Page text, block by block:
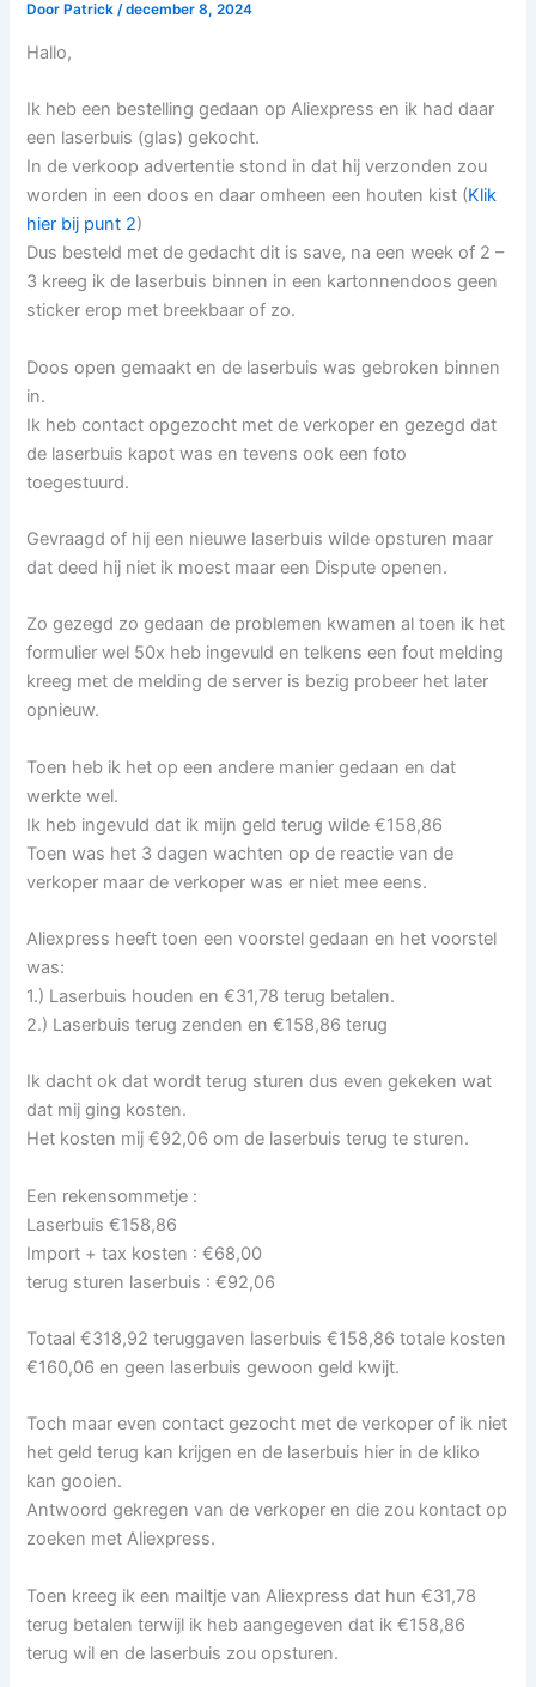
Door Patrick/december 8, 2024
Hallo,
Ik heb een bestelling gedaan op Aliexpress en ik had daar
een laserbuis (glas) gekocht.
In de verkoop advertentie stond in dat hij verzonden zou
worden in een doos en daar omheen een houten kist (Klik
hier bij punt 2)
Dus besteld met de gedacht dit is save, na een week of 2 –
3 kreeg ik de laserbuis binnen in een kartonnendoos geen
sticker erop met breekbaar of zo.
Doos open gemaakt en de laserbuis was gebroken binnen
in.
Ik heb contact opgezocht met de verkoper en gezegd dat
de laserbuis kapot was en tevens ook een foto
toegestuurd.
Gevraagd of hij een nieuwe laserbuis wilde opsturen maar
dat deed hij niet ik moest maar een Dispute openen.
Zo gezegd zo gedaan de problemen kwamen al toen ik het
formulier wel 50x heb ingevuld en telkens een fout melding
kreeg met de melding de server is bezig probeer het later
opnieuw.
Toen heb ik het op een andere manier gedaan en dat
werkte wel.
Ik heb ingevuld dat ik mijn geld terug wilde €158,86
Toen was het 3 dagen wachten op de reactie van de
verkoper maar de verkoper was er niet mee eens.
Aliexpress heeft toen een voorstel gedaan en het voorstel
was:
1.) Laserbuis houden en €31,78 terug betalen.
2.) Laserbuis terug zenden en €158,86 terug
Ik dacht ok dat wordt terug sturen dus even gekeken wat
dat mij ging kosten.
Het kosten mij €92,06 om de laserbuis terug te sturen.
Een rekensommetje :
Laserbuis €158,86
Import + tax kosten : €68,00
terug sturen laserbuis : €92,06
Totaal €318,92 teruggaven laserbuis €158,86 totale kosten
€160,06 en geen laserbuis gewoon geld kwijt.
Toch maar even contact gezocht met de verkoper of ik niet
het geld terug kan krijgen en de laserbuis hier in de kliko
kan gooien.
Antwoord gekregen van de verkoper en die zou kontact op
zoeken met Aliexpress.
Toen kreeg ik een mailtje van Aliexpress dat hun €31,78
terug betalen terwijl ik heb aangegeven dat ik €158,86
terug wil en de laserbuis zou opsturen.